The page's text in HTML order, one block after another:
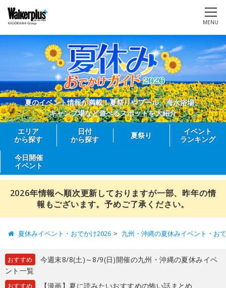
MENU
夏のイベント情報が満載！夏祭りやプール、海水浴場、
キャンプ場など遊べるスポットを大紹介
エリア
から探す
日付
から探す
夏祭り
イベント
ランキング
今日開催
イベント
2026年情報へ順次更新しておりますが一部、昨年の情
報もございます。予めご了承ください。
夏休みイベント・おでかけ2026 九州・沖縄の夏休みイベント・お
おすすめ
今週末8/8(土)～8/9(日)開催の九州・沖縄の夏休みイベ
ント一覧
おすすめ 【漫画】夏に読みたいおすすめの怖い話まとめ